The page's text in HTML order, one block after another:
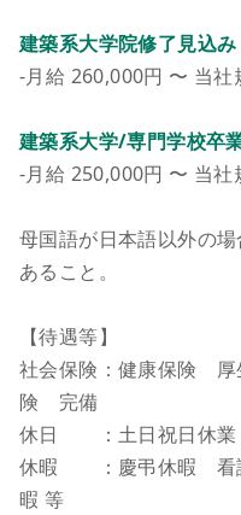
建築系大学院修了見込み
-月給 260,000円 〜 当社
建築系大学/専門学校卒
-月給 250,000円 〜 当社
母国語が日本語以外の
あること。
【待遇等】
社会保険：健康保険
険 完備
休日 ：土日祝日休業
休暇 ：慶弔休暇 看
暇 等